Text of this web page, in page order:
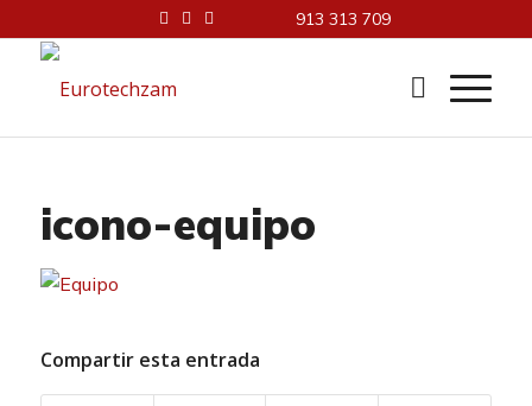
913 313 709
icono-equipo
Compartir esta entrada